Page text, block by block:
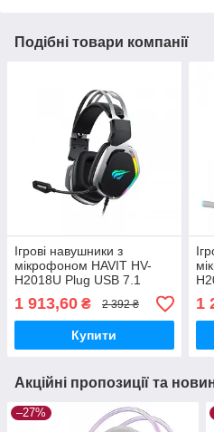
Подібні товари компанії
Ігрові навушники з
мікрофоном HAVIT HV-
H2018U Plug USB 7.1
1 913,60 ₴ 2 392 ₴
Купити
1
Акційні пропозиції та
–27%